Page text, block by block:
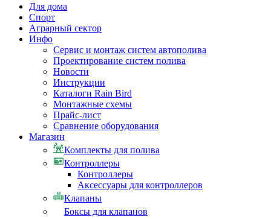
Для дома
Спорт
Аграрный сектор
Инфо
Сервис и монтаж систем автополива
Проектирование систем полива
Новости
Инструкции
Каталоги Rain Bird
Монтажные схемы
Прайс-лист
Сравнение оборудования
Магазин
Комплекты для полива
Контроллеры
Контроллеры
Аксессуары для контроллеров
Клапаны
Боксы для клапанов